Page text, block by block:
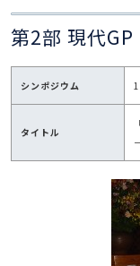
第2部 現代GP
シンポジウム
タイトル